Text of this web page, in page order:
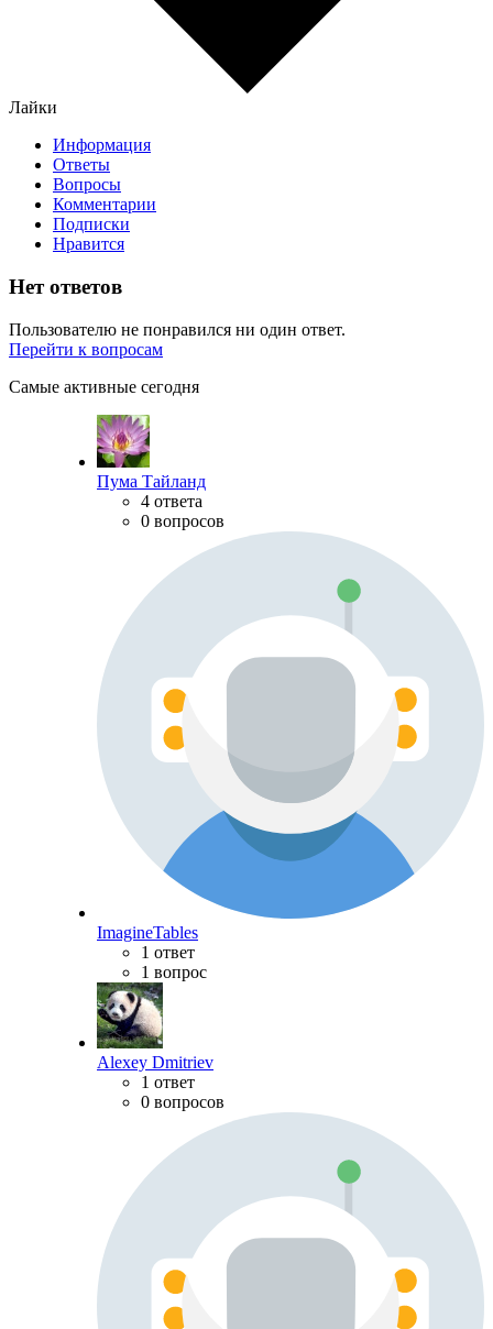
Лайки
Информация
Ответы
Вопросы
Комментарии
Подписки
Нравится
Нет ответов
Пользователю не понравился ни один ответ.
Перейти к вопросам
Самые активные сегодня
Пума Тайланд
4 ответа
0 вопросов
ImagineTables
1 ответ
1 вопрос
Alexey Dmitriev
1 ответ
0 вопросов